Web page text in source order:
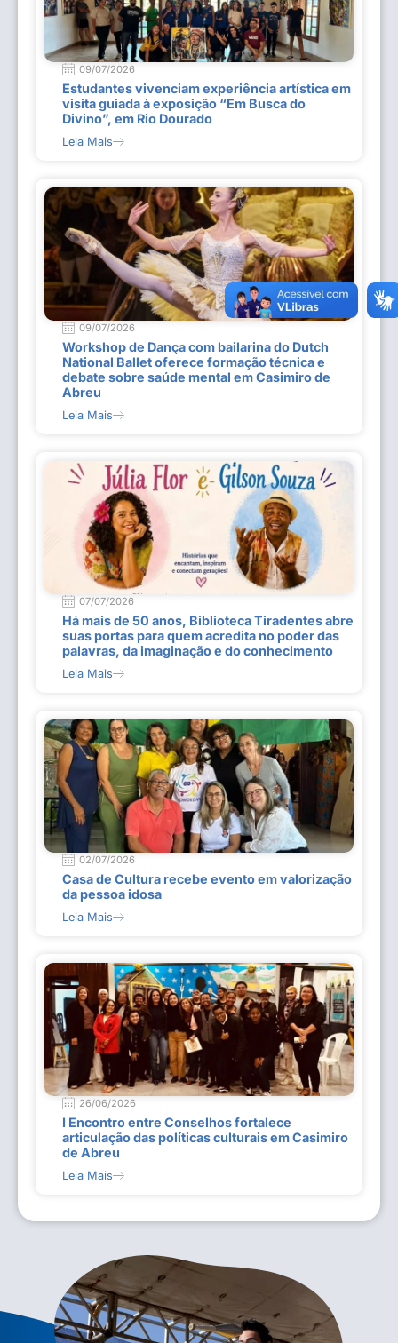
09/07/2026
Estudantes vivenciam experiência artística em
visita guiada à exposição “Em Busca do
Divino”, em Rio Dourado
Leia Mais
09/07/2026
Workshop de Dança com bailarina do Dutch
National Ballet oferece formação técnica e
debate sobre saúde mental em Casimiro de
Abreu
Leia Mais
07/07/2026
Há mais de 50 anos, Biblioteca Tiradentes abre
suas portas para quem acredita no poder das
palavras, da imaginação e do conhecimento
Leia Mais
02/07/2026
Casa de Cultura recebe evento em valorização
da pessoa idosa
Leia Mais
26/06/2026
I Encontro entre Conselhos fortalece
articulação das políticas culturais em Casimiro
de Abreu
Leia Mais